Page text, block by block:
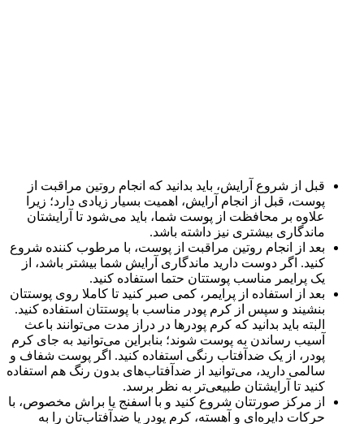
قبل از شروع آرایش، باید بدانید که انجام روتین مراقبت از
پوست، قبل از انجام آرایش، اهمیت بسیار زیادی دارد؛ زیرا
علاوه بر محافظت از پوست شما، باید می‌شود تا آرایشتان
ماندگاری بیشتری نیز داشته باشد.
بعد از انجام روتین مراقبت از پوست، با مرطوب کننده شروع
کنید. اگر دوست دارید ماندگاری آرایش شما بیشتر باشد، از
یک پرایمر مناسب پوستتان حتما استفاده کنید.
بعد از استفاده از پرایمر، کمی صبر کنید تا کاملا روی پوستتان
بنشیند و سپس از کرم پودر مناسب با پوستتان استفاده کنید.
البته باید بدانید که کرم پودرها در دراز مدت می‌توانند باعث
آسیب رساندن به پوست شوند؛ بنابراین می‌توانید به جای کرم
پودر، از یک ضدآفتاب رنگی استفاده کنید. اگر پوست شفاف و
سالمی دارید، می‌توانید از ضدآفتاب‌های بدون رنگ هم استفاده
کنید تا آرایشتان طبیعی‌تر به نظر برسد.
از مرکز صورتتان شروع کنید و با اسفنج یا براش مخصوص، با
حرکات دایره‌ای و آهسته، کرم پودر یا ضدآفتاب‌تان را به